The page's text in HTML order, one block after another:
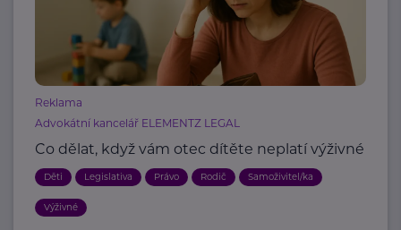
Reklama
Advokátní kancelář ELEMENTZ LEGAL
Co dělat, když vám otec dítěte neplatí výživné
Děti Legislativa Právo Rodič Samoživitel/ka
Výživné